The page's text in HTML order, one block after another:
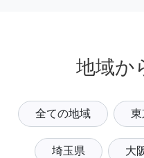
地域か
全ての地域
埼玉県 大